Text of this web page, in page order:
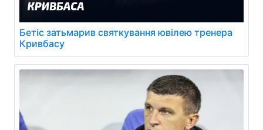
Бетіс затьмарив святкування ювілею тренера
Кривбасу